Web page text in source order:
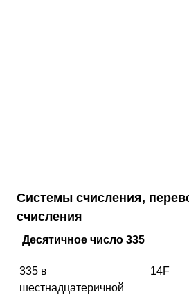
Системы счисления,
счисления
Десятичное число 335
335 в
шестнадцатеричной
14F